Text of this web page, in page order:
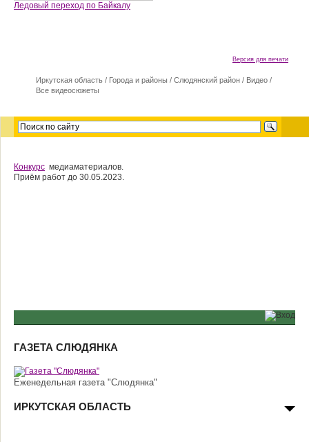
Ледовый переход по Байкалу
Версия для печати
Иркутская область / Города и районы / Слюдянский район / Видео /
Все видеосюжеты
Конкурс медиаматериалов.
Приём работ до 30.05.2023.
ГАЗЕТА СЛЮДЯНКА
Еженедельная газета "Слюдянка"
ИРКУТСКАЯ ОБЛАСТЬ